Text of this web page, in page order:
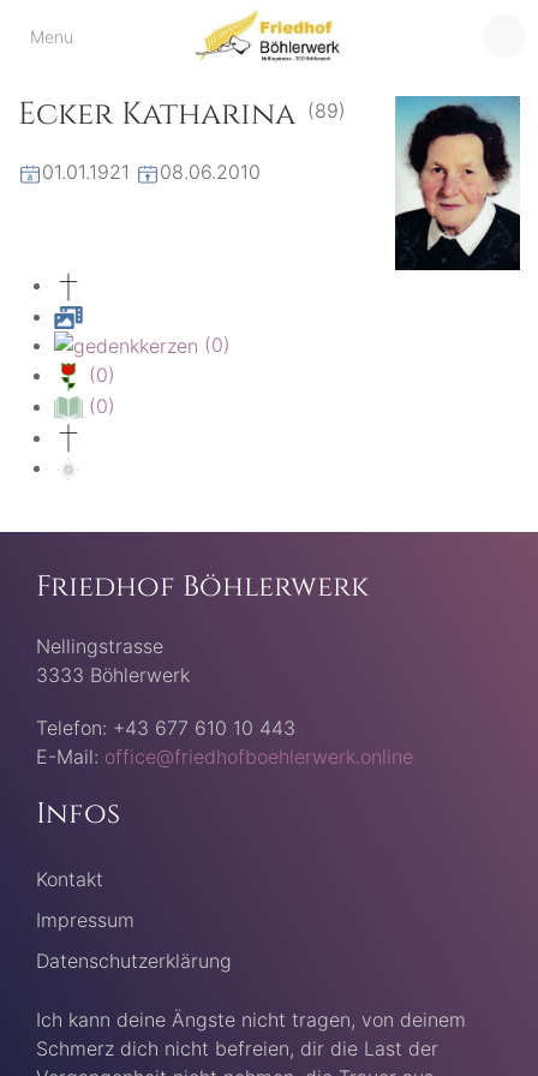
Menu
Friedhof
der virtuelle Friedhof
Ecker Katharina (89)
01.01.1921 08.06.2010
(0)
(0)
(0)
Friedhof Böhlerwerk
Nellingstrasse
3333 Böhlerwerk
Telefon: +43 677 610 10 443
E-Mail: office@friedhofboehlerwerk.online
Infos
Kontakt
Impressum
Datenschutzerklärung
Ich kann deine Ängste nicht tragen, von deinem
Schmerz dich nicht befreien, dir die Last der